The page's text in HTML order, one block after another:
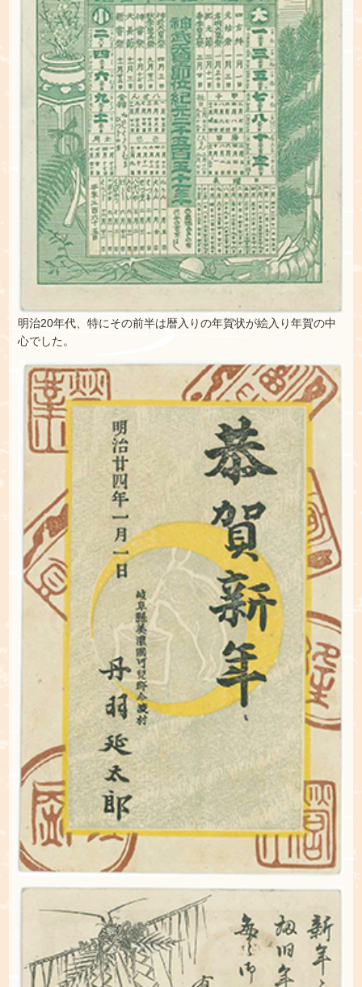
明治20年代、特にその前半は暦入りの年賀状が絵入り年賀の中
心でした。